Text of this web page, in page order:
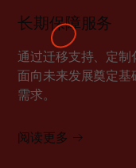
长期保障服务
通过迁移支持、定制
面向未来发展奠定
需求。
阅读更多